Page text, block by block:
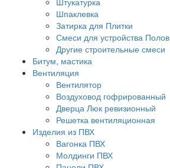
Шпаклевка
Затирка для Плитки
Смеси для устройства Полов
Другие строительные смеси
Битум, мастика
Вентиляция
Вентилятор
Воздуховод гофрированный
Дверца Люк ревизионный
Решетка вентиляционная
Изделия из ПВХ
Вагонка ПВХ
Молдинги ПВХ